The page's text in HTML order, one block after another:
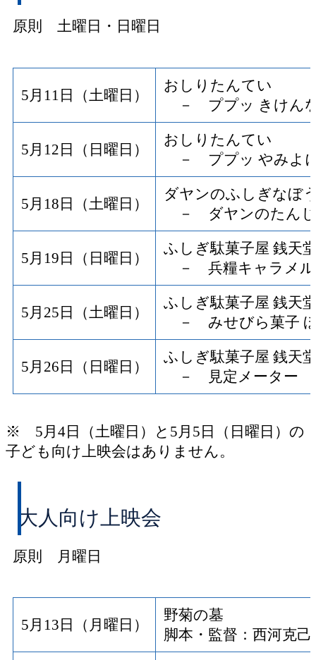
原則 土曜日・日曜日
5月11日（土曜日）
おしりたんてい
－ ププッ きけん
5月12日（日曜日）
おしりたんてい
－ ププッ やみよに
5月18日（土曜日）
ダヤンのふしぎなぼ
－ ダヤンのたんじ
5月19日（日曜日）
ふしぎ駄菓子屋 銭天
－ 兵糧キャラメル
5月25日（土曜日）
ふしぎ駄菓子屋 銭天
－ みせびら菓子
5月26日（日曜日）
ふしぎ駄菓子屋 銭天
－ 見定メーター
※ 5月4日（土曜日）と5月5日（日曜日）の
子ども向け上映会はありません。
大人向け上映会
原則 月曜日
5月13日（月曜日）
野菊の墓
脚本・監督：西河克